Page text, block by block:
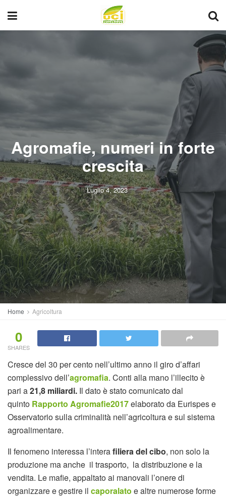
Agromafie, numeri in forte
crescita
Luglio 4, 2023
Home Agricoltura
0
SHARES
Cresce del 30 per cento nell’ultimo anno il giro d’affari
complessivo dell’agromafia. Conti alla mano l’illecito è
pari a21,8 miliardi. Il dato è stato comunicato dal
quinto Rapporto Agromafie2017elaborato da Eurispes e
Osservatorio sulla criminalità nell’agricoltura e sul sistema
agroalimentare.
Il fenomeno interessa l’interafiliera del cibo, non solo la
produzione ma anche il trasporto, la distribuzione e la
vendita. Le mafie, appaltato ai manovali l’onere di
organizzare e gestire il caporalato e altre numerose forme